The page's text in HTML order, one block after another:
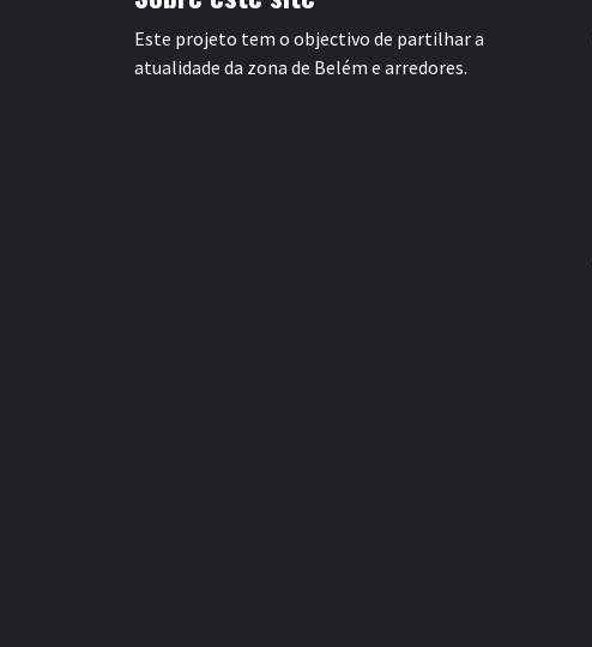
Este projeto tem o objectivo de partilhar a
atualidade da zona de Belém e arredores.